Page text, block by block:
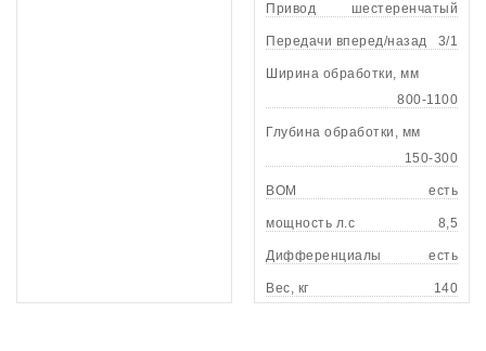
Привод шестеренчатый
Передачи вперед/назад 3/1
Ширина обработки, мм
800-1100
Глубина обработки, мм
150-300
ВОМ есть
мощность л.с 8,5
Дифференциалы есть
Вес, кг 140